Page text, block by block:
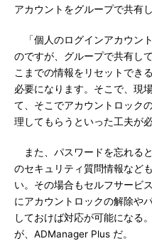
アカウントをグループで共有
「個人のログインアカウン
のですが、グループで共有し
こまでの情報をリセットでき
必要になります。そこで、現
て、そこでアカウントロック
理してもらうといった工夫が
また、パスワードを忘れる
のセキュリティ質問情報など
い。その場合もセルフサービ
にアカウントロックの解除や
しておけば対応が可能になる
が、ADManager Plus だ。